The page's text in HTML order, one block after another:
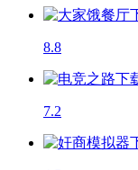
8.8
7.2